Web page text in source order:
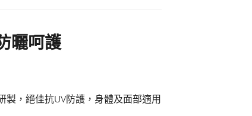
曬呵護
製，絕佳抗UV防護，身體及面部適用